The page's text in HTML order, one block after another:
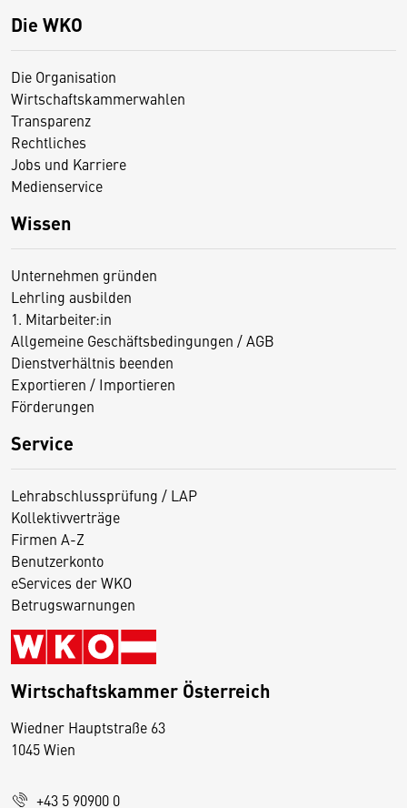
Die WKO
Die Organisation
Wirtschaftskammerwahlen
Transparenz
Rechtliches
Jobs und Karriere
Medienservice
Wissen
Unternehmen gründen
Lehrling ausbilden
1. Mitarbeiter:in
Allgemeine Geschäftsbedingungen / AGB
Dienstverhältnis beenden
Exportieren / Importieren
Förderungen
Service
Lehrabschlussprüfung / LAP
Kollektivverträge
Firmen A-Z
Benutzerkonto
eServices der WKO
Betrugswarnungen
Wirtschaftskammer Österreich
Wiedner Hauptstraße 63
1045 Wien
+43 5 90900 0
D